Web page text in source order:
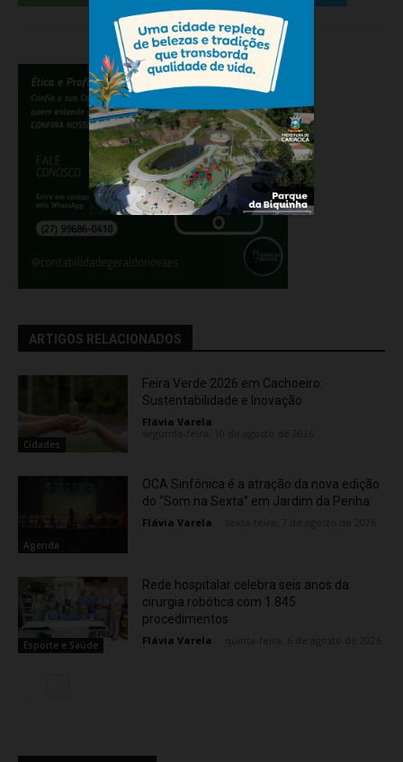
ARTIGOS RELACIONADOS
Cidades
Feira Verde 2026 em Cachoeiro:
Sustentabilidade e Inovação
Flávia Varela
Agenda
OCA Sinfônica é a atração da nova edição
do “Som na Sexta” em Jardim da Penha
Flávia Varela
Esporte e Saúde
Rede hospitalar celebra seis anos da
cirurgia robótica com 1.845
procedimentos
Flávia Varela